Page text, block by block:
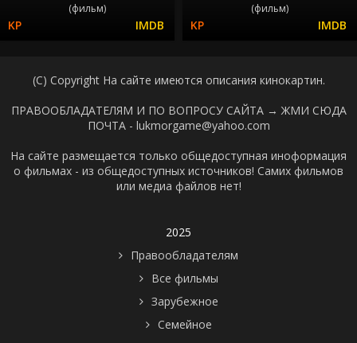
(фильм) (фильм)
(C) Copyright На сайте имеются описания кинокартин.
ПРАВООБЛАДАТЕЛЯМ И ПО ВОПРОСУ САЙТА → ЖМИ СЮДА
ПОЧТА - lukmorgame@yahoo.com
На сайте размещается только общедоступная иноформация
о фильмах - из общедоступных источников! Самих фильмов
или медиа файлов нет!
2025
Правообладателям
Все фильмы
Зарубежное
Семейное